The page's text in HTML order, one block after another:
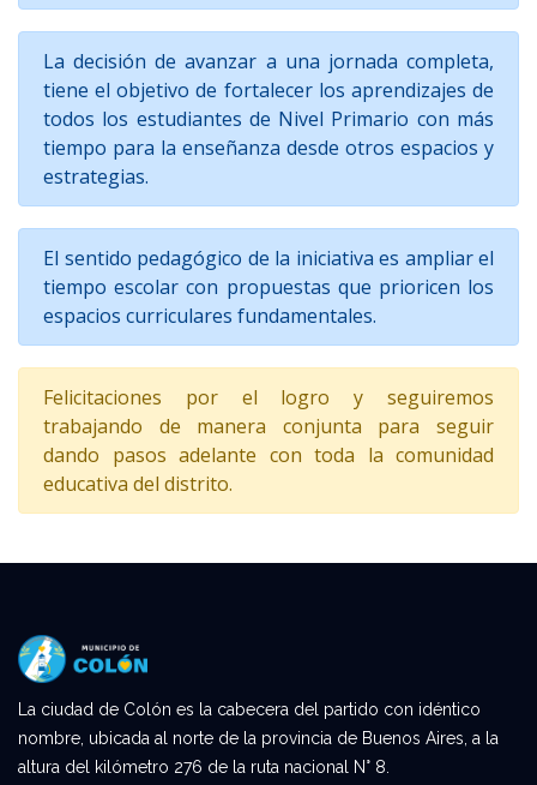
La decisión de avanzar a una jornada completa,
tiene el objetivo de fortalecer los aprendizajes de
todos los estudiantes de Nivel Primario con más
tiempo para la enseñanza desde otros espacios y
estrategias.
El sentido pedagógico de la iniciativa es ampliar el
tiempo escolar con propuestas que prioricen los
espacios curriculares fundamentales.
Felicitaciones por el logro y seguiremos
trabajando de manera conjunta para seguir
dando pasos adelante con toda la comunidad
educativa del distrito.
La ciudad de Colón es la cabecera del partido con idéntico
nombre, ubicada al norte de la provincia de Buenos Aires, a la
altura del kilómetro 276 de la ruta nacional N° 8.